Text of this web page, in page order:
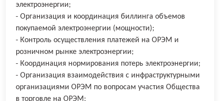
электроэнергии;
- Организация и координация биллинга объемов
покупаемой электроэнергии (мощности);
- Контроль осуществления платежей на ОРЭМ и
розничном рынке электроэнергии;
- Координация нормирования потерь электроэнергии;
- Организация взаимодействия с инфраструктурными
организациями ОРЭМ по вопросам участия Общества
в торговле на ОРЭМ;